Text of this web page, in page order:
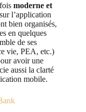
moderne et
l’application
bien organisés,
en quelques
de ses
vie, PEA, etc.)
avoir une
aussi la clarté
mobile.